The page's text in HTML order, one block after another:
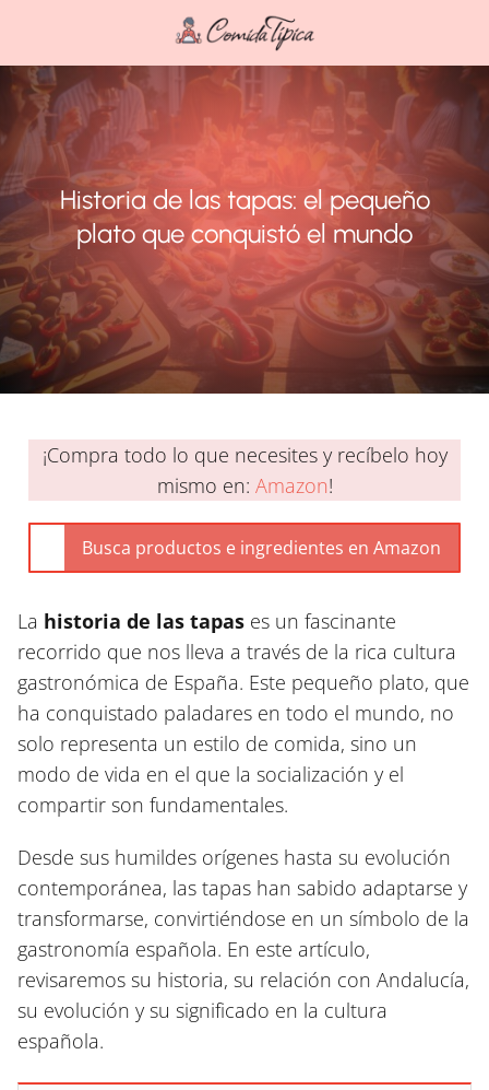
Historia de las tapas: el pequeño
plato que conquistó el mundo
¡Compra todo lo que necesites y recíbelo hoy
mismo en: Amazon!
La historia de las tapas es un fascinante
recorrido que nos lleva a través de la rica cultura
gastronómica de España. Este pequeño plato, que
ha conquistado paladares en todo el mundo, no
solo representa un estilo de comida, sino un
modo de vida en el que la socialización y el
compartir son fundamentales.
Desde sus humildes orígenes hasta su evolución
contemporánea, las tapas han sabido adaptarse y
transformarse, convirtiéndose en un símbolo de la
gastronomía española. En este artículo,
revisaremos su historia, su relación con Andalucía,
su evolución y su significado en la cultura
española.